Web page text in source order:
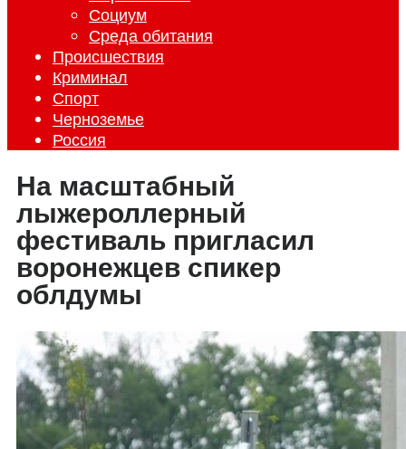
Социум
Среда обитания
Происшествия
Криминал
Спорт
Черноземье
Россия
На масштабный
лыжероллерный
фестиваль пригласил
воронежцев спикер
облдумы